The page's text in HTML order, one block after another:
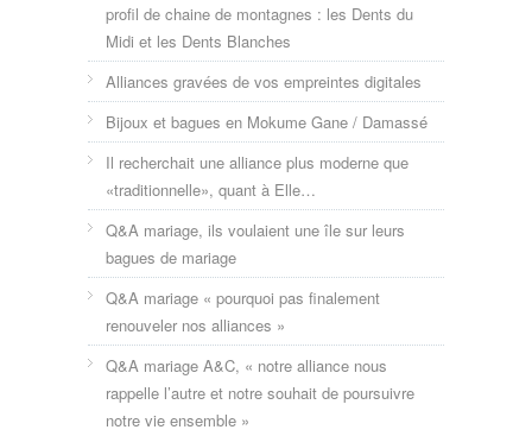
profil de chaine de montagnes : les Dents du
Midi et les Dents Blanches
Alliances gravées de vos empreintes digitales
Bijoux et bagues en Mokume Gane / Damassé
Il recherchait une alliance plus moderne que
«traditionnelle», quant à Elle…
Q&A mariage, ils voulaient une île sur leurs
bagues de mariage
Q&A mariage « pourquoi pas finalement
renouveler nos alliances »
Q&A mariage A&C, « notre alliance nous
rappelle l’autre et notre souhait de poursuivre
notre vie ensemble »